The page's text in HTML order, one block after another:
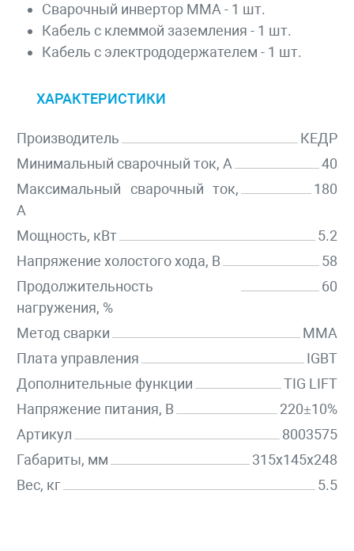
Сварочный инвертор ММА - 1 шт.
Кабель с клеммой заземления - 1 шт.
Кабель с электрододержателем - 1 шт.
ХАРАКТЕРИСТИКИ
Производитель
КЕДР
Минимальный сварочный ток, А
40
Максимальный сварочный ток,
А
180
Мощность, кВт
5.2
Напряжение холостого хода, В
58
Продолжительность
нагружения, %
60
Метод сварки
MMA
Плата управления
IGBT
Дополнительные функции
TIG LIFT
Напряжение питания, В
220±10%
Артикул
8003575
Габариты, мм
315х145х248
Вес, кг
5.5